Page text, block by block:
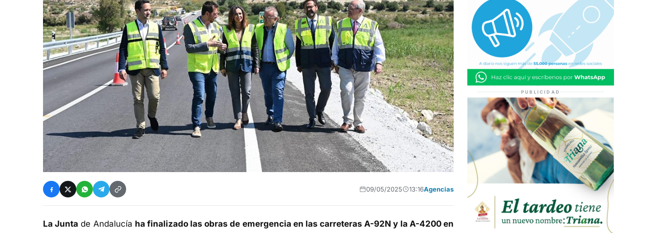
09/05/2025 13:16Agencias
La Junta de Andalucía ha finalizado las obras de emergencia en las carreteras A-92N y la A-4200 en
PUBLICIDAD